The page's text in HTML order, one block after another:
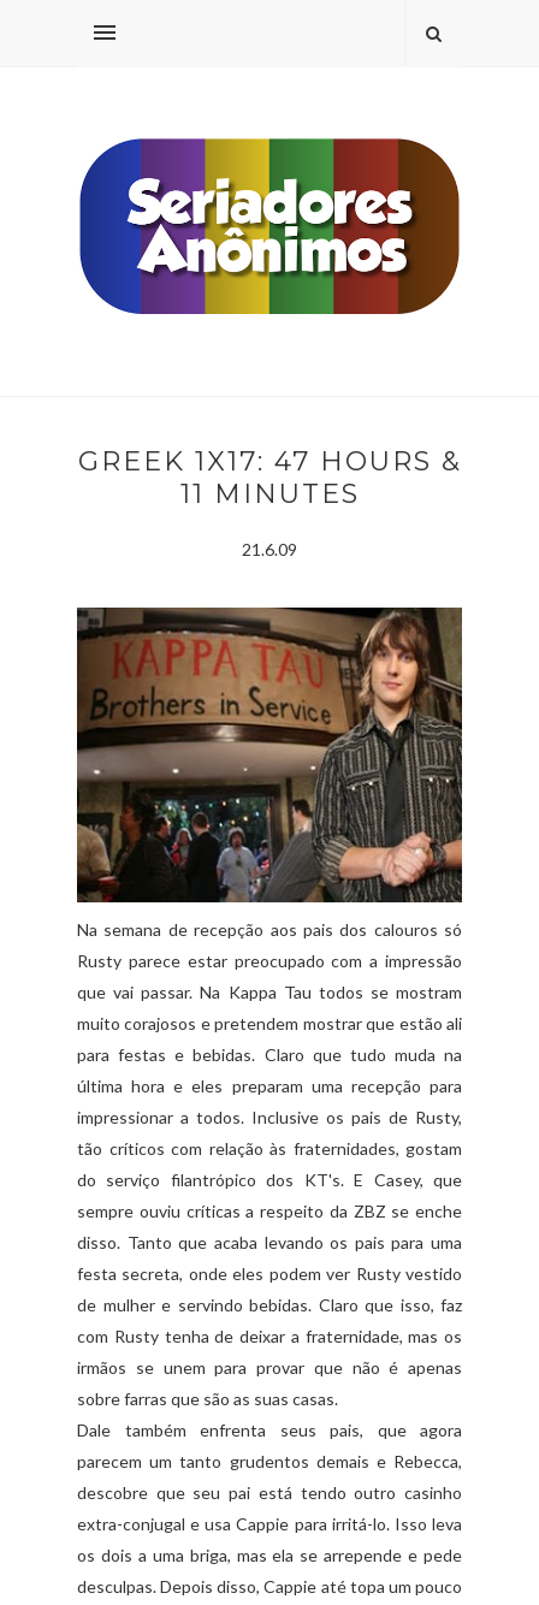
GREEK 1X17: 47 HOURS &
11 MINUTES
21.6.09
Na semana de recepção aos pais dos calouros só
Rusty parece estar preocupado com a impressão
que vai passar. Na Kappa Tau todos se mostram
muito corajosos e pretendem mostrar que estão ali
para festas e bebidas. Claro que tudo muda na
última hora e eles preparam uma recepção para
impressionar a todos. Inclusive os pais de Rusty,
tão críticos com relação às fraternidades, gostam
do serviço filantrópico dos KT's. E Casey, que
sempre ouviu críticas a respeito da ZBZ se enche
disso. Tanto que acaba levando os pais para uma
festa secreta, onde eles podem ver Rusty vestido
de mulher e servindo bebidas. Claro que isso, faz
com Rusty tenha de deixar a fraternidade, mas os
irmãos se unem para provar que não é apenas
sobre farras que são as suas casas.
Dale também enfrenta seus pais, que agora
parecem um tanto grudentos demais e Rebecca,
descobre que seu pai está tendo outro casinho
extra-conjugal e usa Cappie para irritá-lo. Isso leva
os dois a uma briga, mas ela se arrepende e pede
desculpas. Depois disso, Cappie até topa um pouco